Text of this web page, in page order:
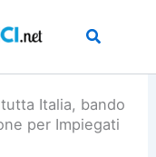
Italia, bando
per Impiegati